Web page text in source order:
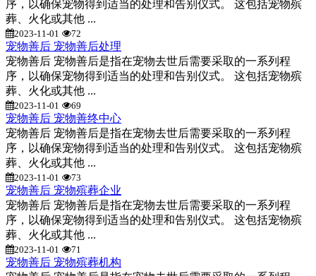
序，以确保宠物得到适当的处理和告别仪式。 这包括宠物殡
葬、火化或其他 ...
2023-11-01 72
宠物善后 宠物善后处理
宠物善后 宠物善后是指在宠物去世后需要采取的一系列程
序，以确保宠物得到适当的处理和告别仪式。 这包括宠物殡
葬、火化或其他 ...
2023-11-01 69
宠物善后 宠物善终中心
宠物善后 宠物善后是指在宠物去世后需要采取的一系列程
序，以确保宠物得到适当的处理和告别仪式。 这包括宠物殡
葬、火化或其他 ...
2023-11-01 73
宠物善后 宠物殡葬企业
宠物善后 宠物善后是指在宠物去世后需要采取的一系列程
序，以确保宠物得到适当的处理和告别仪式。 这包括宠物殡
葬、火化或其他 ...
2023-11-01 71
宠物善后 宠物殡葬机构